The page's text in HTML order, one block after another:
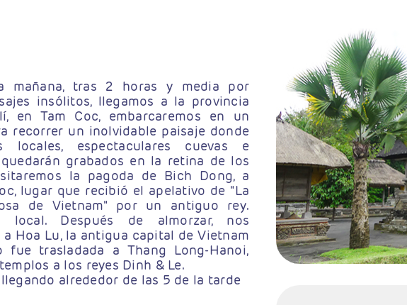
mañana, tras 2 horas y media por
insólitos, llegamos a la provincia
en Tam Coc, embarcaremos en un
recorrer un inolvidable paisaje donde
locales, espectaculares cuevas e
grabados en la retina de los
la pagoda de Bich Dong, a
lugar que recibió el apelativo de "La
de Vietnam" por un antiguo rey.
local. Después de almorzar, nos
Hoa Lu, la antigua capital de Vietnam
fue trasladada a Thang Long-Hanoi,
a los reyes Dinh & Le.
alrededor de las 5 de la tarde